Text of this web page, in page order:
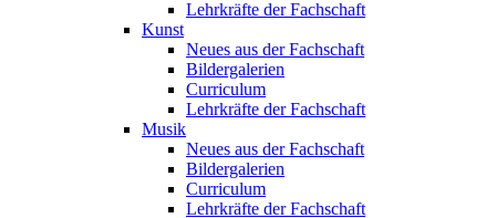
Lehrkräfte der Fachschaft
Kunst
Neues aus der Fachschaft
Bildergalerien
Curriculum
Lehrkräfte der Fachschaft
Musik
Neues aus der Fachschaft
Bildergalerien
Curriculum
Lehrkräfte der Fachschaft